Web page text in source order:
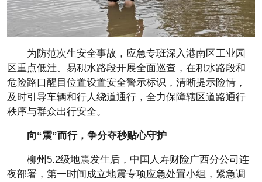
为防范次生安全事故，应急专班深入港南区工业园
区重点低洼、易积水路段开展全面巡查，在积水路段和
危险路口醒目位置设置安全警示标识，清晰提示险情，
及时引导车辆和行人绕道通行，全力保障辖区道路通行
秩序与群众出行安全。
向“震”而行， 争分夺秒贴心守护
柳州5.2级地震发生后，中国人寿财险广西分公司连
夜部署，第一时间成立地震专项应急处置小组，紧急调